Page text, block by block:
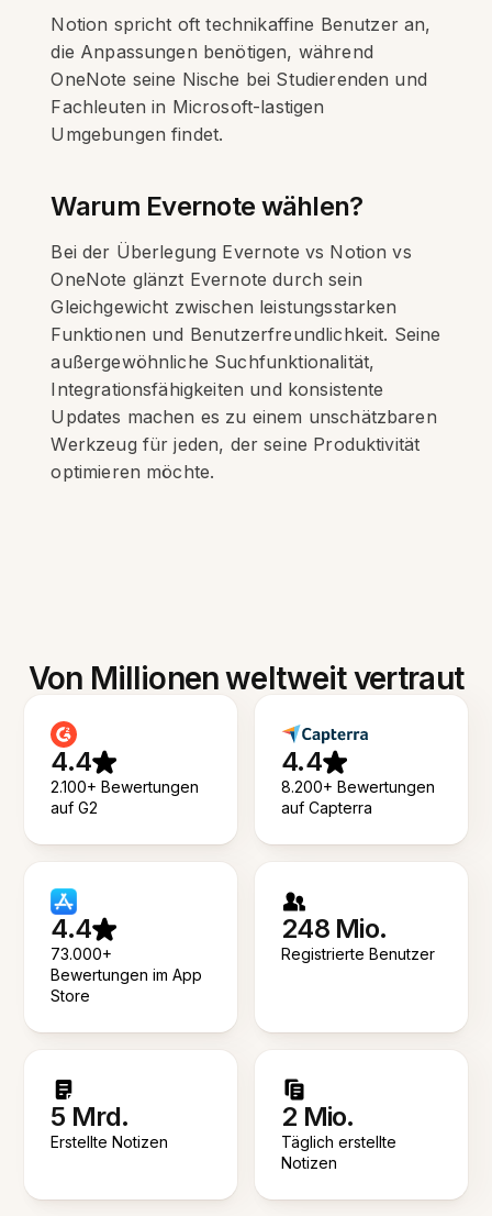
Notion spricht oft technikaffine Benutzer an,
die Anpassungen benötigen, während
OneNote seine Nische bei Studierenden und
Fachleuten in Microsoft-lastigen
Umgebungen findet.
Warum Evernote wählen?
Bei der Überlegung Evernote vs Notion vs
OneNote glänzt Evernote durch sein
Gleichgewicht zwischen leistungsstarken
Funktionen und Benutzerfreundlichkeit. Seine
außergewöhnliche Suchfunktionalität,
Integrationsfähigkeiten und konsistente
Updates machen es zu einem unschätzbaren
Werkzeug für jeden, der seine Produktivität
optimieren möchte.
Von Millionen weltweit vertraut
4.4
2.100+ Bewertungen
auf G2
4.4
8.200+ Bewertungen
auf Capterra
4.4
73.000+
Bewertungen im App
Store
248 Mio.
Registrierte Benutzer
5 Mrd.
Erstellte Notizen
2 Mio.
Täglich erstellte
Notizen